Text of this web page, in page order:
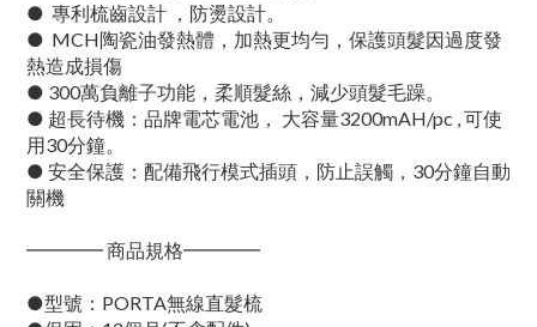
● 專利梳齒設計 ，防燙設計。
● MCH陶瓷油發熱體，加熱更均勻，保護頭髮因過度發
熱造成損傷
● 300萬負離子功能，柔順髮絲，減少頭髮毛躁。
● 超長待機：品牌電芯電池， 大容量3200mAH/pc , 可使
用30分鐘。
● 安全保護：配備飛行模式插頭，防止誤觸，30分鐘自動
關機
━━━━ 商品規格━━━━
●型號：PORTA無線直髮梳